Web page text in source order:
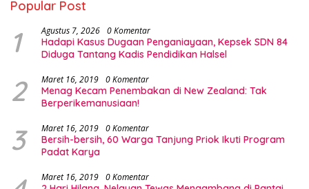
Popular Post
1 Agustus 7, 2026 0 Komentar
Hadapi Kasus Dugaan Penganiayaan, Kepsek SDN 84
Diduga Tantang Kadis Pendidikan Halsel
2 Maret 16, 2019 0 Komentar
Menag Kecam Penembakan di New Zealand: Tak
Berperikemanusiaan!
3 Maret 16, 2019 0 Komentar
Bersih-bersih, 60 Warga Tanjung Priok Ikuti Program
Padat Karya
Maret 16, 2019 0 Komentar